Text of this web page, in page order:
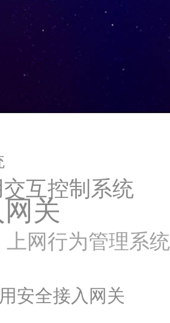
关
上网行为管理系统
安全接入网关
互控制系统